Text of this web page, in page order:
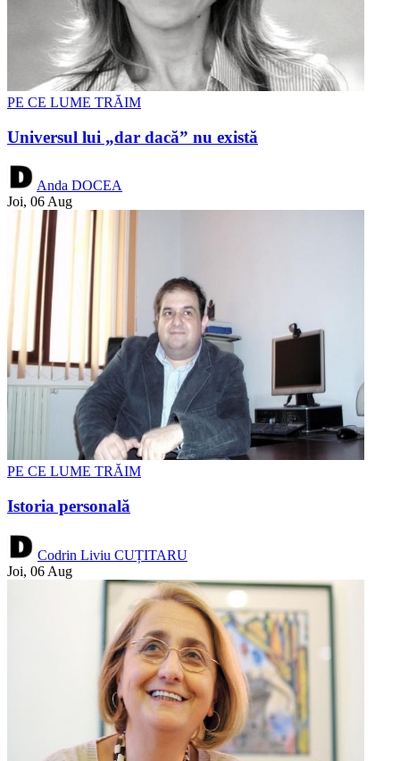
PE CE LUME TRĂIM
Universul lui „dar dacă” nu există
Anda DOCEA
Joi, 06 Aug
PE CE LUME TRĂIM
Istoria personală
Codrin Liviu CUȚITARU
Joi, 06 Aug